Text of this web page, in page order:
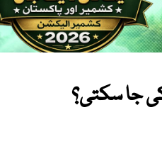
جا سکتی؟